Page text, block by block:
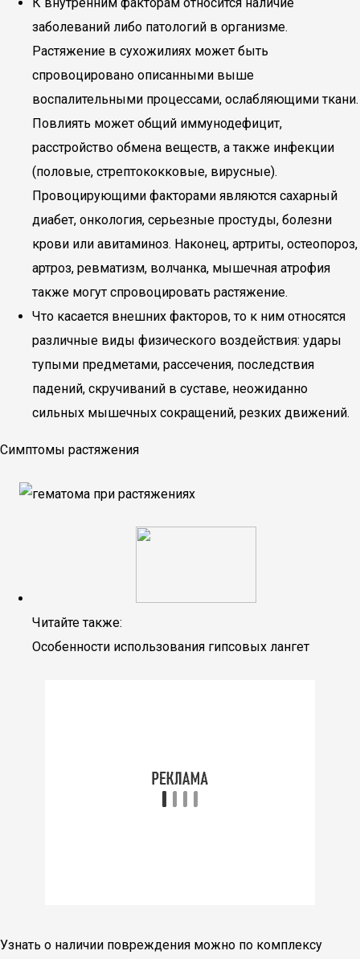
заболеваний либо патологий в организме.
Растяжение в сухожилиях может быть
спровоцировано описанными выше
воспалительными процессами, ослабляющими ткани.
Повлиять может общий иммунодефицит,
расстройство обмена веществ, а также инфекции
(половые, стрептококковые, вирусные).
Провоцирующими факторами являются сахарный
диабет, онкология, серьезные простуды, болезни
крови или авитаминоз. Наконец, артриты, остеопороз,
артроз, ревматизм, волчанка, мышечная атрофия
также могут спровоцировать растяжение.
Что касается внешних факторов, то к ним относятся
различные виды физического воздействия: удары
тупыми предметами, рассечения, последствия
падений, скручиваний в суставе, неожиданно
сильных мышечных сокращений, резких движений.
Симптомы растяжения
Читайте также:
Особенности использования гипсовых лангет
Узнать о наличии повреждения можно по комплексу